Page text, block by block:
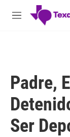
Skip to main
M
Padre,
Ser